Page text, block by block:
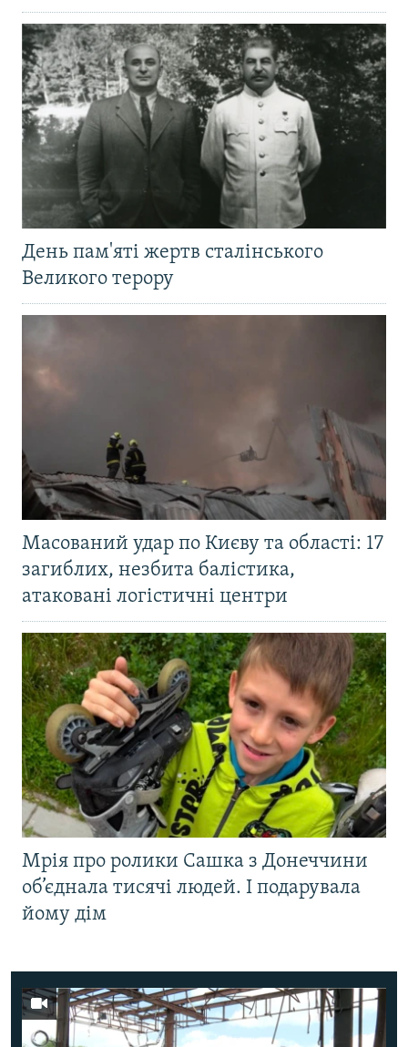
День пам'яті жертв сталінського
Великого терору
Масований удар по Києву та області: 17
загиблих, незбита балістика,
атаковані логістичні центри
Мрія про ролики Сашка з Донеччини
об’єднала тисячі людей. І подарувала
йому дім